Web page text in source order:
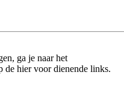
ga je naar het
de hier voor dienende links.